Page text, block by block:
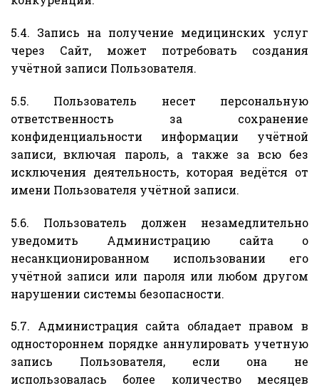
5.4. Запись на получение медицинских услуг
через Сайт, может потребовать создания
учётной записи Пользователя.
5.5. Пользователь несет персональную
ответственность за сохранение
конфиденциальности информации учётной
записи, включая пароль, а также за всю без
исключения деятельность, которая ведётся от
имени Пользователя учётной записи.
5.6. Пользователь должен незамедлительно
уведомить Администрацию сайта о
несанкционированном использовании его
учётной записи или пароля или любом другом
нарушении системы безопасности.
5.7. Администрация сайта обладает правом в
одностороннем порядке аннулировать учетную
запись Пользователя, если она не
использовалась более количество месяцев